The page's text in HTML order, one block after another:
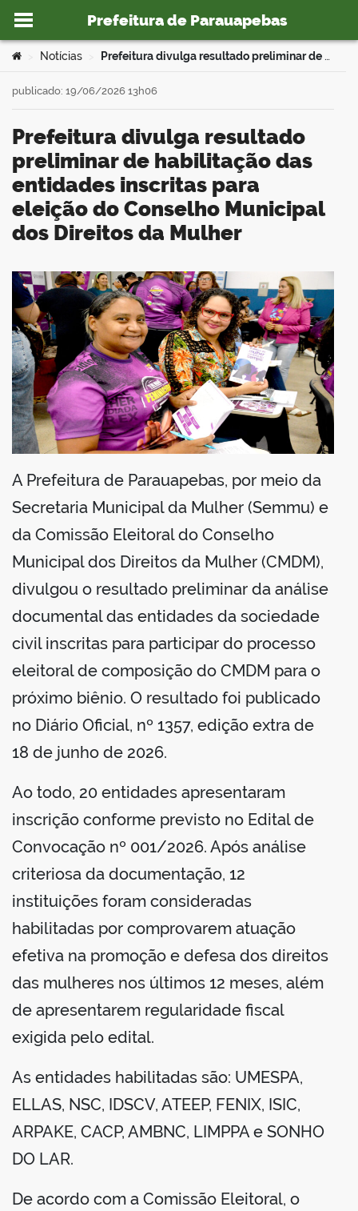
Ir para o conteúdo
Prefeitura de Parauapebas
portal
Você está aqui:
Notícias Prefeitura divulga resultado preliminar de habilitação das entidades inscritas para eleição do Conselho Municipal dos Direitos da Mulher
Prefeitura divulga resultado
preliminar de habilitação das
entidades inscritas para
eleição do Conselho Municipal
dos Direitos da Mulher
publicado: 19/06/2026 13h06
A Prefeitura de Parauapebas, por meio da
Secretaria Municipal da Mulher (Semmu) e
da Comissão Eleitoral do Conselho
Municipal dos Direitos da Mulher (CMDM),
divulgou o resultado preliminar da análise
documental das entidades da sociedade
civil inscritas para participar do processo
eleitoral de composição do CMDM para o
próximo biênio. O resultado foi publicado
no Diário Oficial, nº 1357, edição extra de
18 de junho de 2026.
Ao todo, 20 entidades apresentaram
inscrição conforme previsto no Edital de
Convocação nº 001/2026. Após análise
criteriosa da documentação, 12
instituições foram consideradas
habilitadas por comprovarem atuação
efetiva na promoção e defesa dos direitos
das mulheres nos últimos 12 meses, além
de apresentarem regularidade fiscal
exigida pelo edital.
As entidades habilitadas são: UMESPA,
ELLAS, NSC, IDSCV, ATEEP, FENIX, ISIC,
ARPAKE, CACP, AMBNC, LIMPPA e SONHO
DO LAR.
De acordo com a Comissão Eleitoral, o